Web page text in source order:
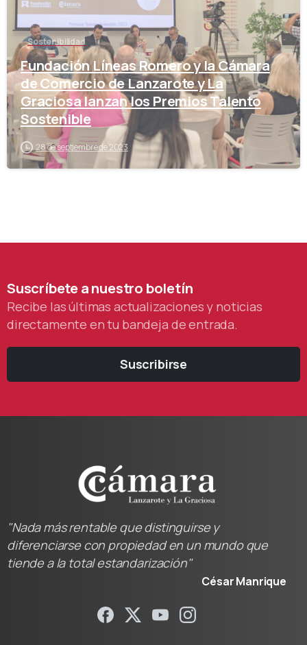
Sostenibilidad
Fundación Líneas Romero y la Cámara
de Comercio de Lanzarote y La
Graciosa lanzan los Premios Talento
Sostenible
28 de septiembre de 2023
Suscríbeteanuestro boletín
Recibe las últimas actualizaciones y noticias
directamente en tu bandeja de entrada.
Suscribirse
"Nada más rentable que distinguirse y
diferenciarse con propiedad en un mundo que
tiende a la total estandarización"
César Manrique